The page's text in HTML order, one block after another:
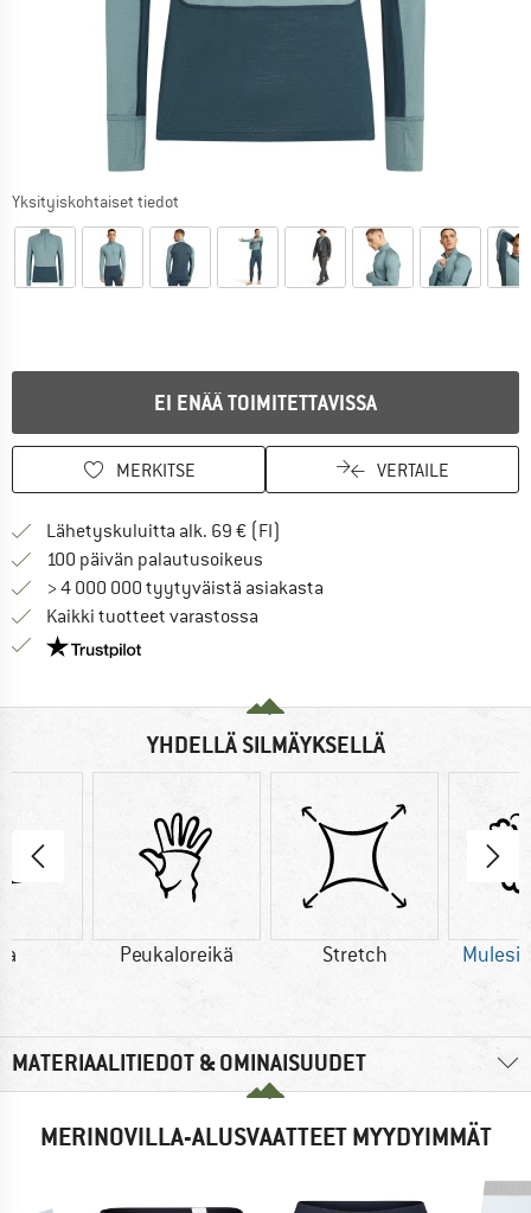
Yksityiskohtaiset tiedot
EI ENÄÄ TOIMITETTAVISSA
MERKITSE VERTAILE
Lähetyskuluitta alk. 69 € (FI)
100 päivän palautusoikeus
> 4 000 000 tyytyväistä asiakasta
Kaikki tuotteet varastossa
Meillä on Trustpilot -sertifiointi - lue lisää tästä!
YHDELLÄ SILMÄYKSELLÄ
Peukaloreikä Stretch
MATERIAALITIEDOT & OMINAISUUDET
MERINOVILLA-ALUSVAATTEET MYYDYIMMÄT